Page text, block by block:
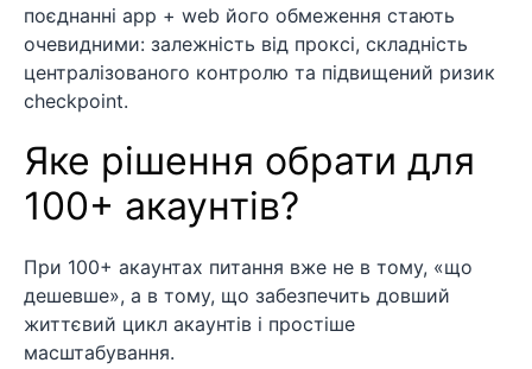
поєднанні app + web його обмеження стають
очевидними: залежність від проксі, складність
централізованого контролю та підвищений ризик
checkpoint.
Яке рішення обрати для
100+ акаунтів?
При 100+ акаунтах питання вже не в тому, «що
дешевше», а в тому, що забезпечить довший
життєвий цикл акаунтів і простіше
масштабування.